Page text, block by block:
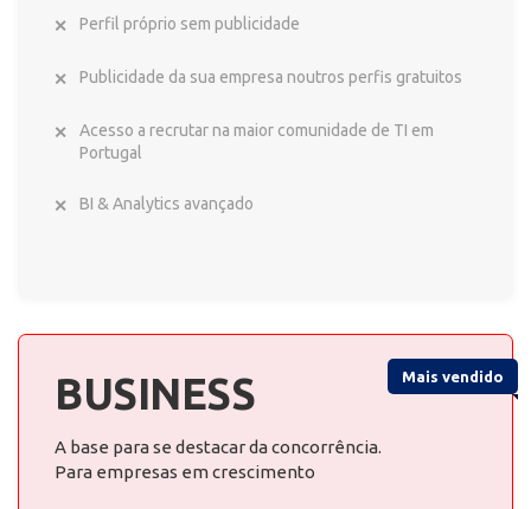
Perfil próprio sem publicidade
Publicidade da sua empresa noutros perfis gratuitos
Acesso a recrutar na maior comunidade de TI em
Portugal
BI & Analytics avançado
Mais vendido
BUSINESS
A base para se destacar da concorrência.
Para empresas em crescimento